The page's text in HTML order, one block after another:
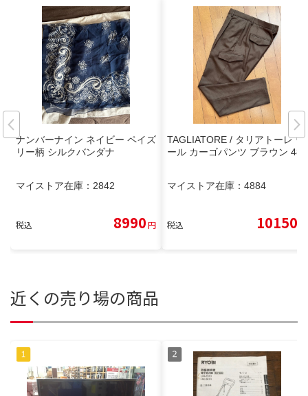
ナンバーナイン ネイビー ペイズ
リー柄 シルクバンダナ
マイストア在庫： 2842
税込 8990円
TAGLIATORE / タリアトーレ ウ
ール カーゴパンツ ブラウン 48
マイストア在庫： 4884
税込 10150
近くの売り場の商品